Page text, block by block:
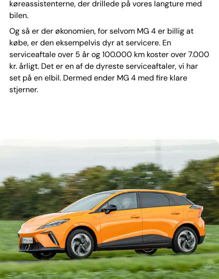
køreassistenterne, der drillede på vores langture med
bilen.
Og så er der økonomien, for selvom MG 4 er billig at
købe, er den eksempelvis dyr at servicere. En
serviceaftale over 5 år og 100.000 km koster over 7.000
kr. årligt. Det er en af de dyreste serviceaftaler, vi har
set på en elbil. Dermed ender MG 4 med fire klare
stjerner.